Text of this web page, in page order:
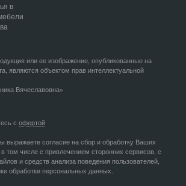
в
или ее изображение, опубликованные на
являются объектом прав интеллектуальной
Вячеславовна»
с офертой
выражаете согласие на сбор и обработку Ваших
том числе с привлечением сторонних сервисов, с
и средств анализа поведения пользователей,
обработки персональных данных.